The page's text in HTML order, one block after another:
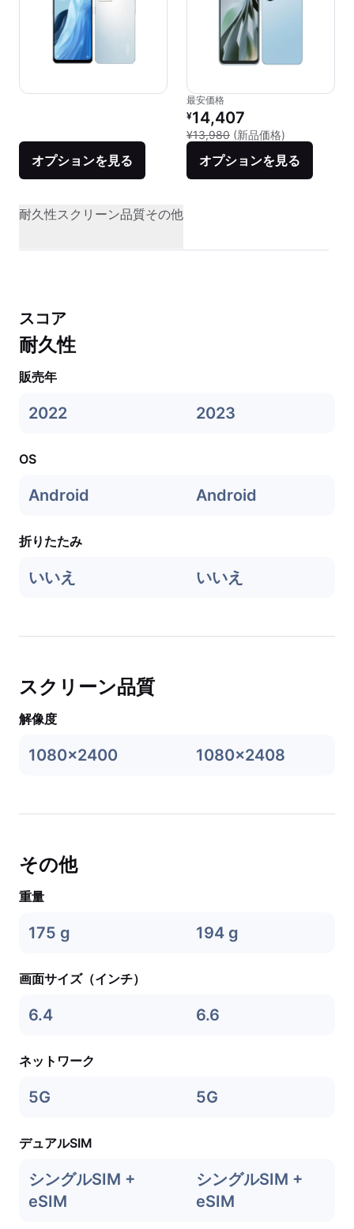
オプションを見る
最安価格
リファービッシュ品の価格：
¥14,407
¥13,980 (新品価格)
オプションを見る
耐久性スクリーン品質その他
スコア
耐久性
販売年
2022 2023
OS
Android Android
折りたたみ
いいえ いいえ
スクリーン品質
解像度
1080x2400 1080x2408
その他
重量
175 g 194 g
画面サイズ（インチ）
6.4 6.6
ネットワーク
5G 5G
デュアルSIM
シングルSIM +
eSIM
シングルSIM +
eSIM